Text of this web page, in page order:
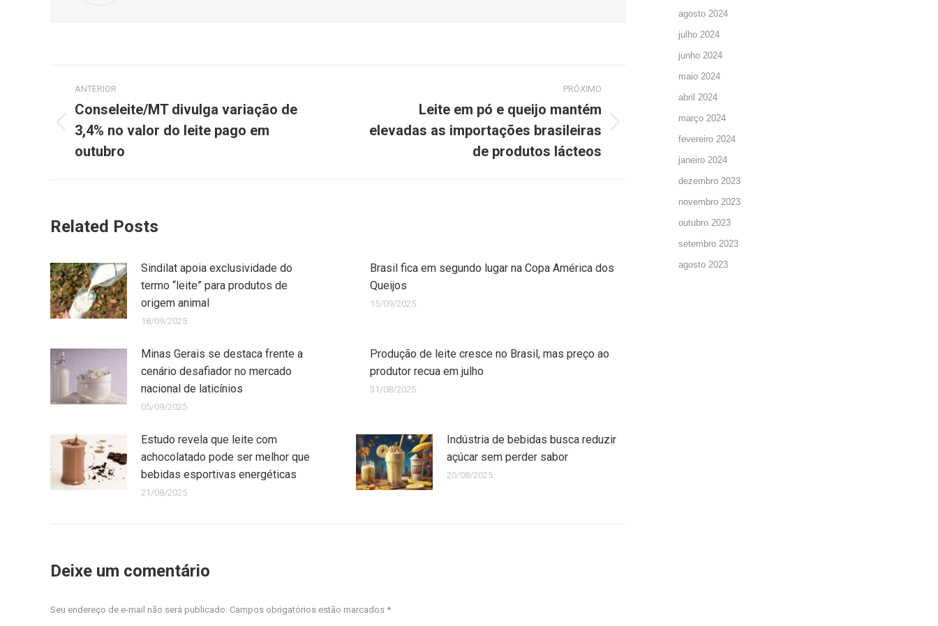
ANTERIOR
Conseleite/MT divulga variação de
3,4% no valor do leite pago em
outubro
PRÓXIMO
Leite em pó e queijo mantém
elevadas as importações brasileiras
de produtos lácteos
Related Posts
Sindilat apoia exclusividade do
termo “leite” para produtos de
origem animal
18/09/2025
Brasil fica em segundo lugar na Copa América dos
Queijos
15/09/2025
Minas Gerais se destaca frente a
cenário desafiador no mercado
nacional de laticínios
05/09/2025
Produção de leite cresce no Brasil, mas preço ao
produtor recua em julho
31/08/2025
Estudo revela que leite com
achocolatado pode ser melhor que
bebidas esportivas energéticas
21/08/2025
Indústria de bebidas busca reduzir
açúcar sem perder sabor
20/08/2025
Deixe um comentário
Seu endereço de e-mail não será publicado. Campos obrigatórios estão marcados *
agosto 2024
julho 2024
junho 2024
maio 2024
abril 2024
março 2024
fevereiro 2024
janeiro 2024
dezembro 2023
novembro 2023
outubro 2023
setembro 2023
agosto 2023